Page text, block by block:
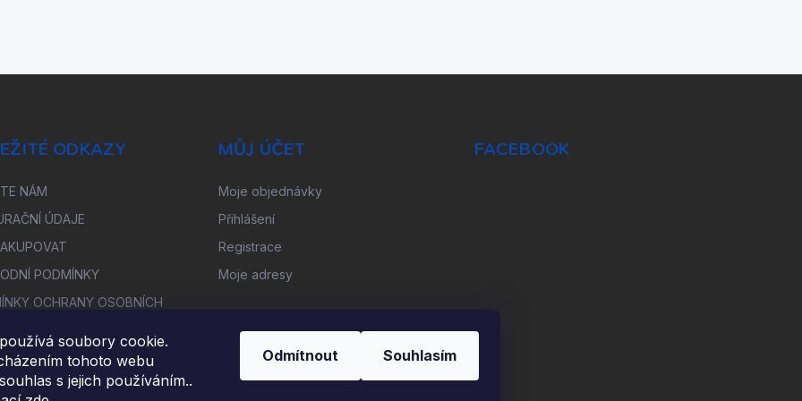
soubory cookie.
tohoto webu
s jejich používáním..
Odmítnout Souhlasím
ODKAZY
NÁM
ÚDAJE
PODMÍNKY
OCHRANY OSOBNÍCH
OD SMLOUVY
REKLAMACE
MŮJ ÚČET
Moje objednávky
Přihlášení
Registrace
Moje adresy
FACEBOOK